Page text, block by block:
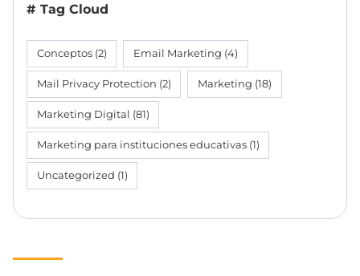
# Tag Cloud
Conceptos(2) Email Marketing (4)
Mail Privacy Protection (2) Marketing (18)
Marketing Digital (81)
Marketing para instituciones educativas(1)
Uncategorized (1)